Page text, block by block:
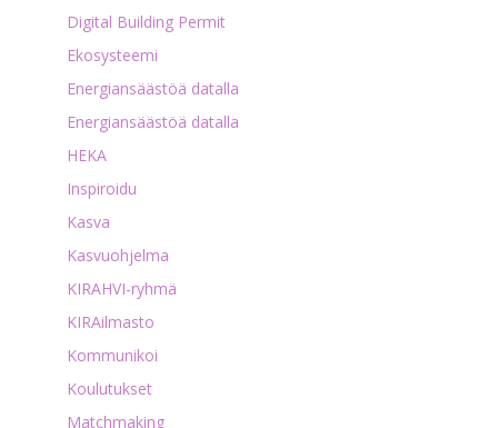
Digital Building Permit
Ekosysteemi
Energiansäästöä datalla
Energiansäästöä datalla
HEKA
Inspiroidu
Kasva
Kasvuohjelma
KIRAHVI-ryhmä
KIRAilmasto
Kommunikoi
Koulutukset
Matchmaking